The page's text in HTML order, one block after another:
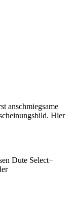
anschmiegsame
Hier